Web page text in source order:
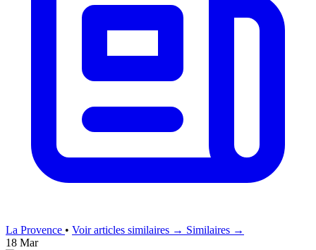
La Provence • Voir articles similaires → Similaires →
18 Mar